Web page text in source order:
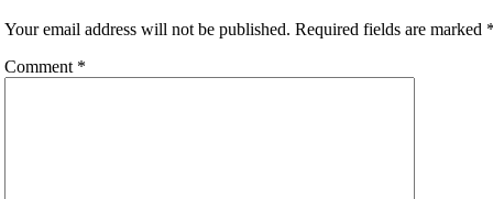
Your email address will not be published. Required fields are marked
Comment *